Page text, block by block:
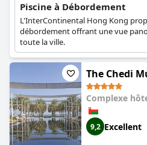
Piscine à Débordement
L'InterContinental Hong Kong
débordement offrant une vue
toute la ville.
The Chedi
Complexe
9,2 Excellent